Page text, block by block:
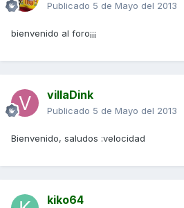
Publicado 5 de Mayo del 2013
bienvenido al foro¡¡¡
villaDink
Publicado 5 de Mayo del 2013
Bienvenido, saludos :velocidad
kiko64